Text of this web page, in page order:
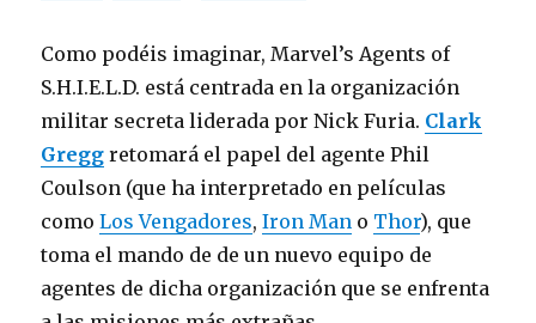
Como podéis imaginar, Marvel’s Agents of
S.H.I.E.L.D. está centrada en la organización
militar secreta liderada por Nick Furia. Clark
Gregg retomará el papel del agente Phil
Coulson (que ha interpretado en películas
comoLos Vengadores,Iron Man o Thor), que
toma el mando de de un nuevo equipo de
agentes de dicha organización que se enfrenta